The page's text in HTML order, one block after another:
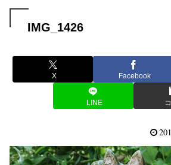
IMG_1426
X Facebook
LINE